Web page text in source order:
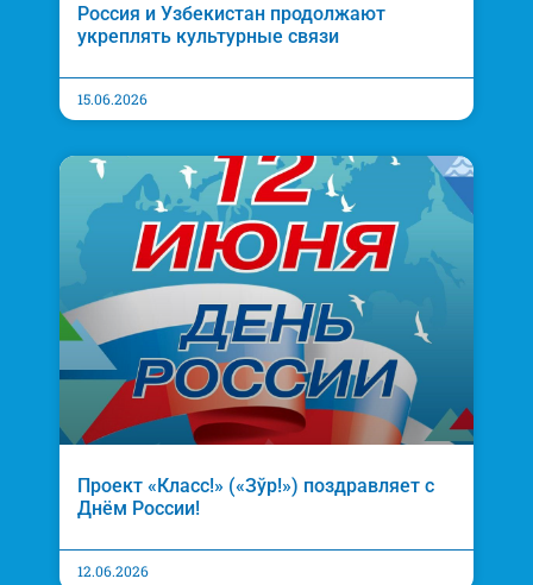
Россия и Узбекистан продолжают
укреплять культурные связи
15.06.2026
Проект «Класс!» («Зўр!») поздравляет с
Днём России!
12.06.2026